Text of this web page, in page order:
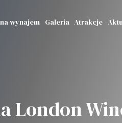
wynajem Galeria Atrakcje
London